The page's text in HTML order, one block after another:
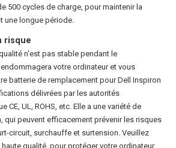
500 cycles de charge, pour maintenir la
une longue période.
risque
n'est pas stable pendant le
votre ordinateur et vous
batterie de remplacement pour Dell Inspiron
délivrées par les autorités
CE, UL, ROHS, etc. Elle a une variété de
peuvent efficacement prévenir les risques
circuit, surchauffe et surtension. Veuillez
qualité, pour protéger votre ordinateur,